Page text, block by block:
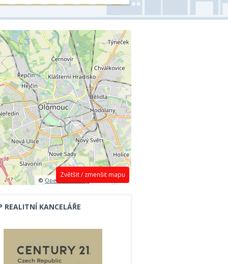
Zvětšit / zmenšit mapu
©OpenStreetMap contributors.
REALITNÍ KANCELÁŘE